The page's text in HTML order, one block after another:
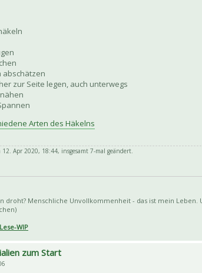
abschätzen
zur Seite legen, auch unterwegs
Arten des Häkelns
12. Apr 2020, 18:44, insgesamt 7-mal geändert.
droht? Menschliche Unvollkommenheit - das ist mein
WIP
zum Start